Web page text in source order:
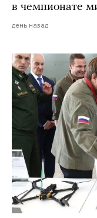
в чемпионате
день назад